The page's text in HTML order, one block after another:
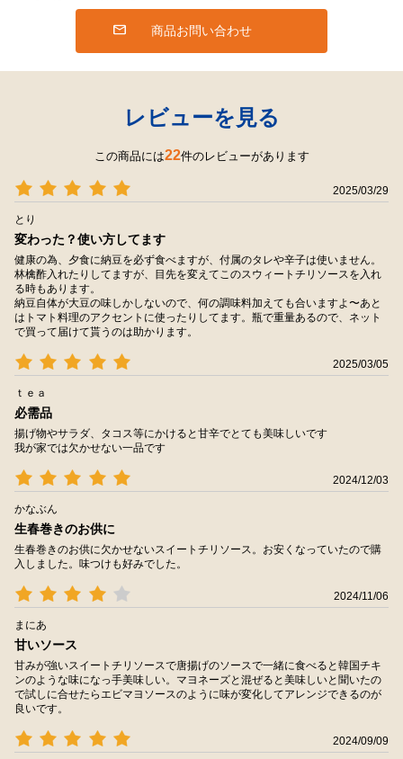
商品お問い合わせ
レビューを見る
この商品には22件のレビューがあります
2025/03/29
とり
変わった？使い方してます
健康の為、夕食に納豆を必ず食べますが、付属のタレや辛子は使いません。
林檎酢入れたりしてますが、目先を変えてこのスウィートチリソースを入れ
る時もあります。
納豆自体が大豆の味しかしないので、何の調味料加えても合いますよ〜あと
はトマト料理のアクセントに使ったりしてます。瓶で重量あるので、ネット
で買って届けて貰うのは助かります。
2025/03/05
ｔｅａ
必需品
揚げ物やサラダ、タコス等にかけると甘辛でとても美味しいです
我が家では欠かせない一品です
2024/12/03
かなぶん
生春巻きのお供に
生春巻きのお供に欠かせないスイートチリソース。お安くなっていたので購
入しました。味つけも好みでした。
2024/11/06
まにあ
甘いソース
甘みが強いスイートチリソースで唐揚げのソースで一緒に食べると韓国チキ
ンのような味になっ手美味しい。マヨネーズと混ぜると美味しいと聞いたの
で試しに合せたらエビマヨソースのように味が変化してアレンジできるのが
良いです。
2024/09/09